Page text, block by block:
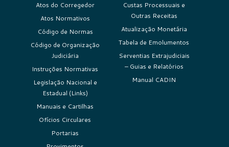
Atos do Corregedor
Atos Normativos
Código de Normas
Código de Organização
Judiciária
Instruções Normativas
Legislação Nacional e
Estadual (Links)
Manuais e Cartilhas
Ofícios Circulares
Portarias
Custas Processuais e
Outras Receitas
Atualização Monetária
Tabela de Emolumentos
Serventias Extrajudiciais
– Guias e Relatórios
Manual CADIN